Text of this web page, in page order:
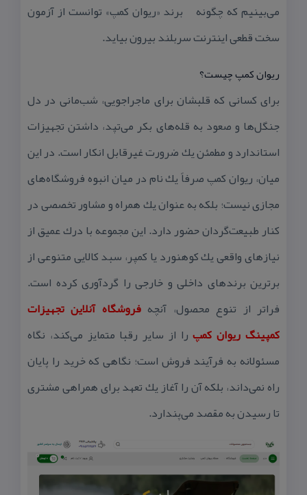
می‌بینیم كه چگونه برند «ریوان كمپ» توانست از آزمون
سخت قطعی اینترنت سربلند بیرون بیاید.
ریوان كمپ چیست؟
برای كسانی كه قلبشان برای ماجراجویی، شب‌مانی در دل
جنگل‌ها و صعود به قله‌های بكر می‌تپد، داشتن تجهیزات
استاندارد و مطمئن یك ضرورت غیرقابل انكار است. در این
میان، ریوان كمپ صرفاً یك نام در میان انبوه فروشگاه‌های
مجازی نیست؛ بلكه به عنوان یك همراه و مشاور تخصصی در
كنار طبیعت‌گردان حضور دارد. این مجموعه با درك عمیق از
نیازهای واقعی یك كوهنورد یا كمپر، سبد كالایی متنوعی از
برترین برندهای داخلی و خارجی را گردآوری كرده است.
فراتر از تنوع محصول، آنچهفروشگاه آنلاین تجهیزات
كمپینگ ریوان كمپرا از سایر رقبا متمایز می‌كند، نگاه
مسئولانه به فرآیند فروش است؛ نگاهی كه خرید را پایان
راه نمی‌داند، بلكه آن را آغاز یك تعهد برای همراهی مشتری
تا رسیدن به مقصد می‌پندارد.